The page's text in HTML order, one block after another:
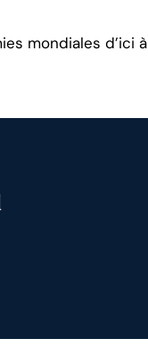
mondiales d’ici à